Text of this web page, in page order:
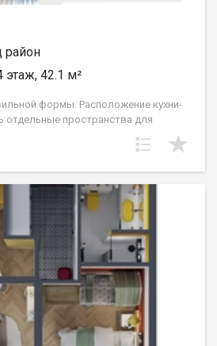
район
этаж, 42.1 м²
формы. Расположение кухни-
отдельные пространства для
восточные окна выходят на
тихую зелёную зону.